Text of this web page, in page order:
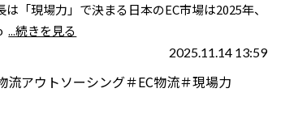
は「現場力」で決まる日本のEC市場は2025年、
...続きを見る
2025.11.14 13:59
流アウトソーシング＃EC物流＃現場力